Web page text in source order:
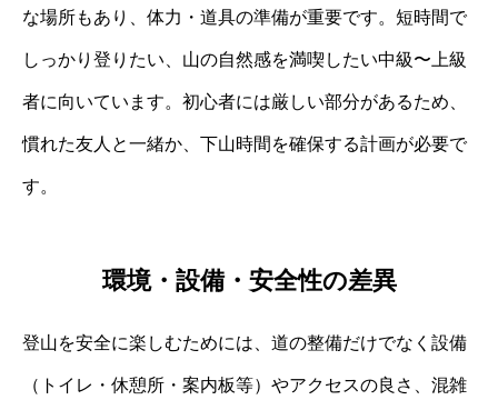
な場所もあり、体力・道具の準備が重要です。短時間で
しっかり登りたい、山の自然感を満喫したい中級〜上級
者に向いています。初心者には厳しい部分があるため、
慣れた友人と一緒か、下山時間を確保する計画が必要で
す。
環境・設備・安全性の差異
登山を安全に楽しむためには、道の整備だけでなく設備
（トイレ・休憩所・案内板等）やアクセスの良さ、混雑